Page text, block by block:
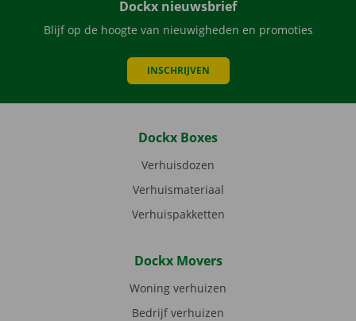
Dockx nieuwsbrief
Blijf op de hoogte van nieuwigheden en promoties
INSCHRIJVEN
Dockx Boxes
Verhuisdozen
Verhuismateriaal
Verhuispakketten
Dockx Movers
Woning verhuizen
Bedrijf verhuizen